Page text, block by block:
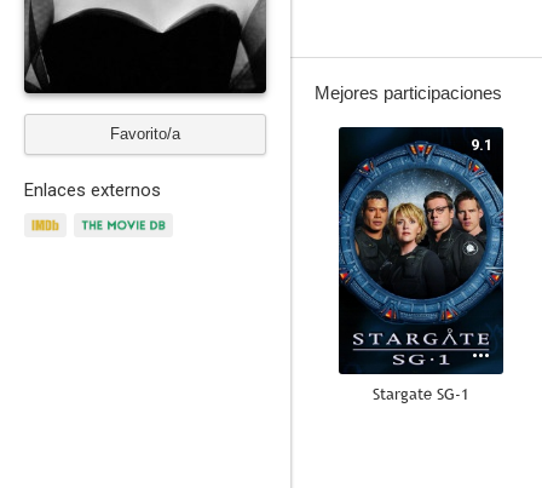
Favorito/a
Enlaces externos
Mejores participaciones
9.1
Stargate SG-1